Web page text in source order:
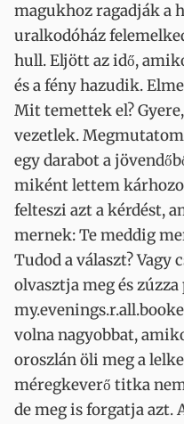
magukhoz ragadják a
uralkodóház
hull. Eljött az idő,
és a fény hazudik.
Mit temettek el?
vezetlek.
egy darabot a
miként lettem
felteszi azt a kérdést,
mernek: Te meddig
Tudod a választ? Vagy
olvasztja meg és
volna nagyobbat,
oroszlán öli meg a
méregkeverő titka
de meg is forgatja azt.